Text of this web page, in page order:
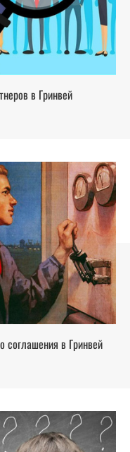
в Гринвей
соглашения в Гринвей